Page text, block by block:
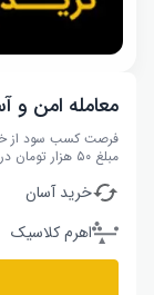
معامله امن و
مبلغ ۵۰ هزار تومان در اختیار شماست.
خرید آسان
اهرم کلاسیک